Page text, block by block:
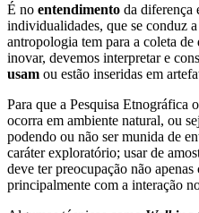
É no entendimento da diferença
individualidades, que se conduz
antropologia tem para a coleta de
inovar, devemos interpretar e
usam ou estão inseridas em
Para que a Pesquisa Etnográfica
ocorra em ambiente natural, ou
podendo ou não ser munida de
caráter exploratório; usar de
deve ter preocupação não
principalmente com a interação